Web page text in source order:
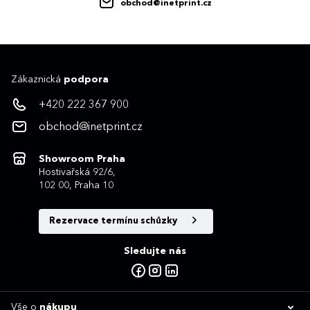
obchod@inetprint.cz
Zákaznická podpora
+420 222 367 900
obchod@inetprint.cz
Showroom Praha
Hostivařská 92/6,
102 00, Praha 10
Rezervace termínu schůzky
Sledujte nás
Vše o nákupu